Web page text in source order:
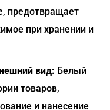
предотвращает
при хранении и
вид: Белый
товаров,
и нанесение